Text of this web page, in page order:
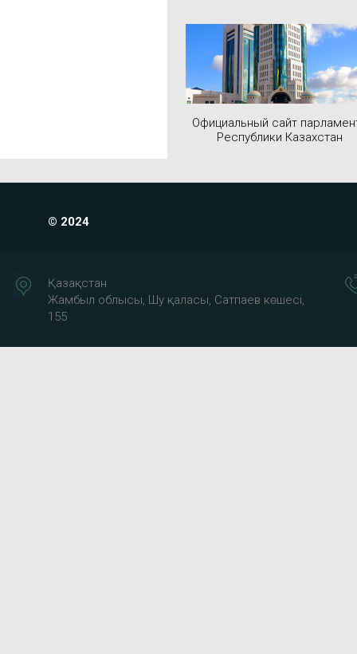
Официальный сайт
Республики Казахстан
© 2024
Қазақстан
Жамбыл облысы, Шу қаласы, Сатпаев көшесі,
155